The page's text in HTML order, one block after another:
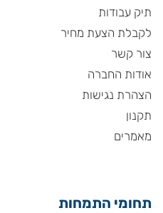
תיק עבודות
לקבלת הצעת מחיר
צור קשר
אודות החברה
הצהרת נגישות
תקנון
מאמרים
תחומי התמחות